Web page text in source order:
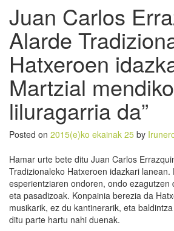
Juan Carlos
Alarde
Hatxeroen
Martzial
liluragarria da”
Posted on 2015(e)ko ekainak 25 by
Hamar urte bete ditu Juan Carlos
Tradizionaleko Hatxeroen idazkari lanean.
esperientziaren ondoren, ondo ezagutzen
eta pasadizoak. Konpainia berezia da
musikarik, ez du kantinerarik, eta
ditu parte hartu nahi duenak.